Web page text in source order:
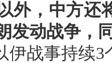
外，中方还
发动战争，
伊战事持续